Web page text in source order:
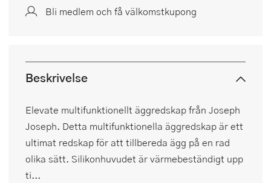
Bli medlem och få välkomstkupong
Beskrivelse
Elevate multifunktionellt äggredskap från Joseph
Joseph. Detta multifunktionella äggredskap är ett
ultimat redskap för att tillbereda ägg på en rad
olika sätt. Silikonhuvudet är värmebeständigt upp
ti...